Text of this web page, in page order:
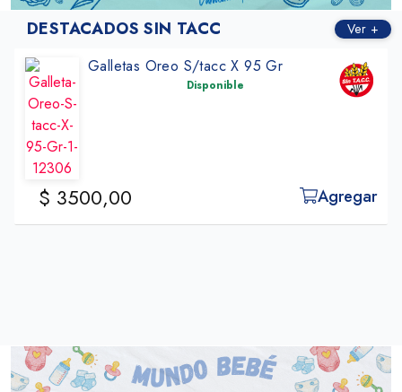
DESTACADOS SIN TACC Ver +
Galletas Oreo S/tacc X 95 Gr
Disponible
$ 3500,00 Agregar